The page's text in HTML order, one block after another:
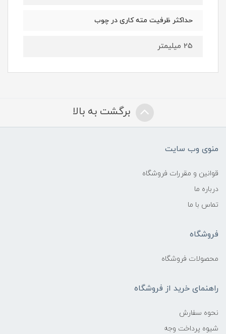
حداکثر ظرفیت مته کاری در چوب
25 میلیمتر
برگشت به بالا
منوی وب سایت
قوانین و مقررات فروشگاه
درباره ما
تماس با ما
فروشگاه
محصولات فروشگاه
راهنمای خرید از فروشگاه
نحوه سفارش
شیوه پرداخت وجه